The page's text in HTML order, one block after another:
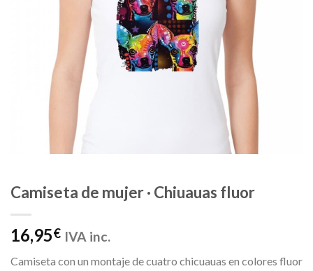
Camiseta de mujer · Chiuauas fluor
16,95€ IVA inc.
Camiseta con un montaje de cuatro chicuauas en colores fluor